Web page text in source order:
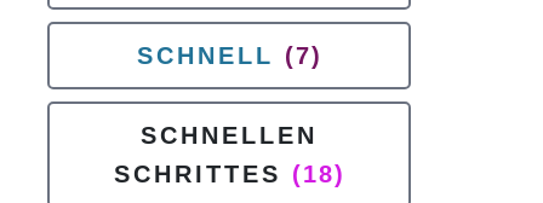
SCHNELL (7)
SCHNELLEN
SCHRITTES (18)